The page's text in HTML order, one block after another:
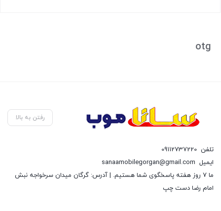
otg
رفتن به بالا
تلفن 09112737220
ایمیل sanaamobilegorgan@gmail.com
ما 7 روز هفته پاسخگوی شما هستیم. | آدرس: گرگان میدان سرخواجه نبش
امام رضا دست چپ